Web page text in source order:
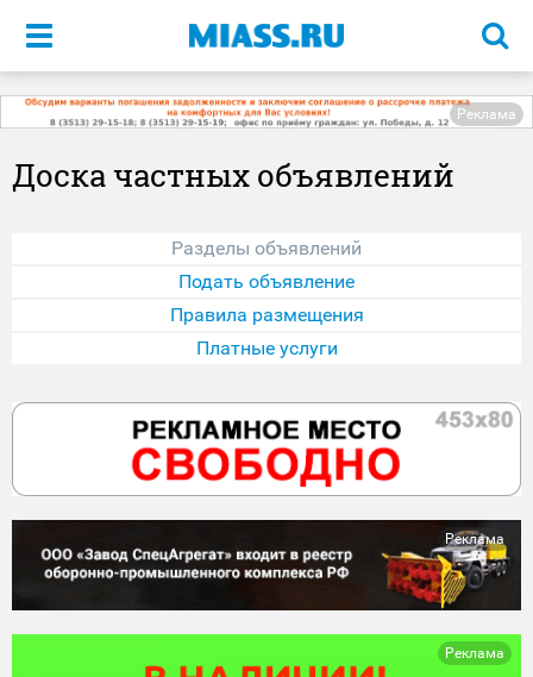
Меню
Реклама
Доска частных объявлений
Разделы объявлений
Подать объявление
Правила размещения
Платные услуги
Реклама
Реклама